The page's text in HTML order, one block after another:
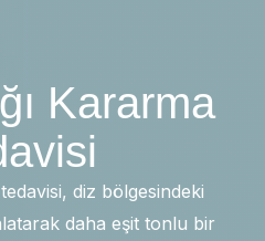
Kararma
diz bölgesindeki
daha eşit tonlu bir